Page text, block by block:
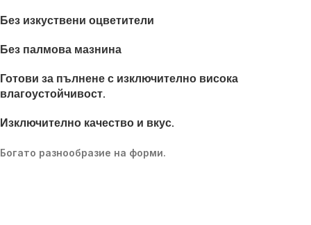
Без изкуствени оцветители
Без палмова мазнина
Готови за пълнене с изключително висока
влагоустойчивост.
Изключително качество и вкус.
Богато разнообразие на форми.